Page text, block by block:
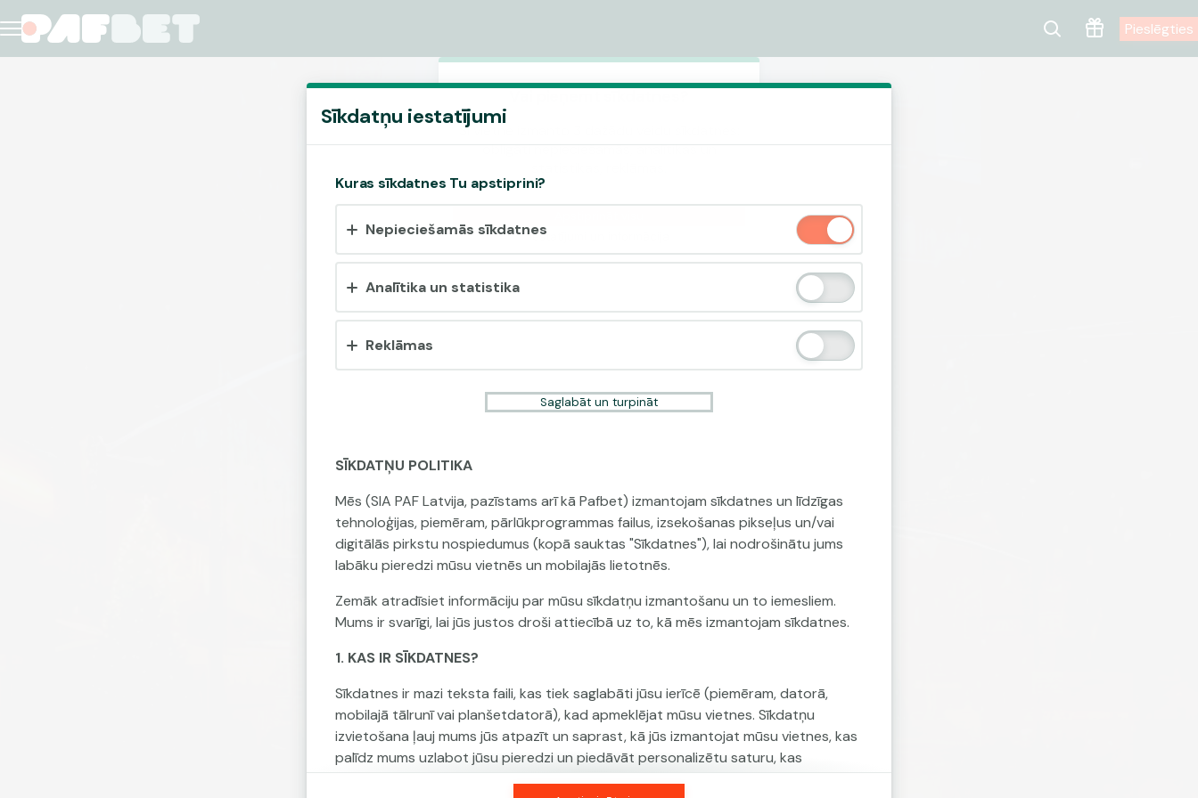
Pieslēgties
pieslēdzies, lai spēlētu ar īstu naudu.
Pieslēgties
Šī vietne izmanto 3 dažādu veidu sīkdatnes:
obligāti nepieciešamās, analītikas un
Iestatījumi un informācija
Sīkdatņu iestatījumi
Kuras sīkdatnes Tu apstiprini?
Nepieciešamās sīkdatnes
Analītika un statistika
Reklāmas
Saglabāt un turpināt
SĪKDATŅU POLITIKA
Mēs (SIA PAF Latvija, pazīstams arī kā Pafbet) izmantojam sīkdatnes un līdzīgas
tehnoloģijas, piemēram, pārlūkprogrammas failus, izsekošanas pikseļus un/vai
digitālās pirkstu nospiedumus (kopā sauktas "Sīkdatnes"), lai nodrošinātu jums
labāku pieredzi mūsu vietnēs un mobilajās lietotnēs.
Zemāk atradīsiet informāciju par mūsu sīkdatņu izmantošanu un to iemesliem.
Mums ir svarīgi, lai jūs justos droši attiecībā uz to, kā mēs izmantojam sīkdatnes.
1. KAS IR SĪKDATNES?
Sīkdatnes ir mazi teksta faili, kas tiek saglabāti jūsu ierīcē (piemēram, datorā,
mobilajā tālrunī vai planšetdatorā), kad apmeklējat mūsu vietnes. Sīkdatņu
izvietošana ļauj mums jūs atpazīt un saprast, kā jūs izmantojat mūsu vietnes, kas
palīdz mums uzlabot jūsu pieredzi un piedāvāt personalizētu saturu, kas
pielāgots jūsu vēlmēm.